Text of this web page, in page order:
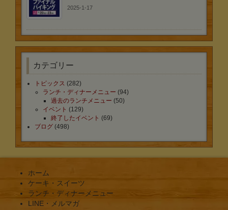
2025-1-17
カテゴリー
トピックス (282)
ランチ・ディナーメニュー (94)
過去のランチメニュー (50)
イベント (129)
終了したイベント (69)
ブログ (498)
ホーム
ケーキ・スイーツ
ランチ・ディナーメニュー
LINE・メルマガ